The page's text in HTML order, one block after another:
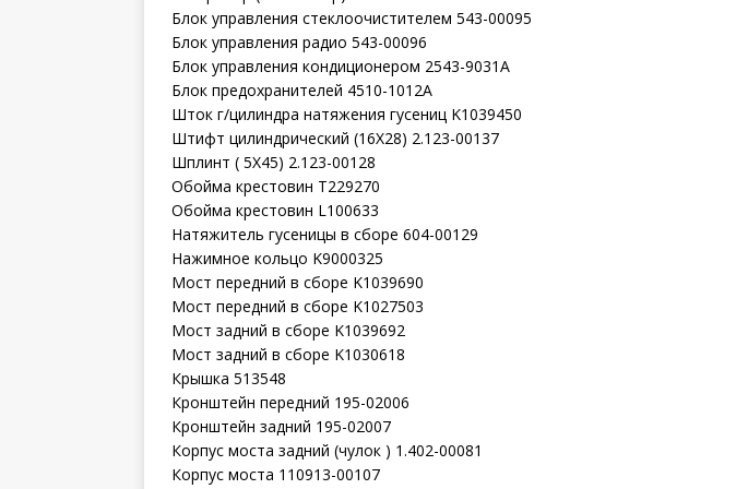
Блок управления стеклоочистителем 543-00095
Блок управления радио 543-00096
Блок управления кондиционером 2543-9031A
Блок предохранителей 4510-1012A
Шток г/цилиндра натяжения гусениц K1039450
Штифт цилиндрический (16X28) 2.123-00137
Шплинт ( 5X45) 2.123-00128
Обойма крестовин T229270
Обойма крестовин L100633
Натяжитель гусеницы в сборе 604-00129
Нажимное кольцо K9000325
Мост передний в сборе K1039690
Мост передний в сборе K1027503
Мост задний в сборе K1039692
Мост задний в сборе K1030618
Крышка 513548
Кронштейн передний 195-02006
Кронштейн задний 195-02007
Корпус моста задний (чулок ) 1.402-00081
Корпус моста 110913-00107